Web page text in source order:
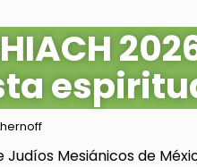
Judíos Mesiánicos de